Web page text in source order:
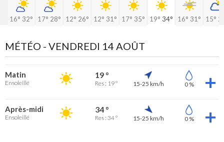
16° 32° 17° 28° 12° 26° 12° 31° 17° 35° 19° 34° 16° 31° 15°
MÉTÉO - VENDREDI 14 AOÛT
Matin
Ensoleillé
19 °
Res : 19 ° 15-25 km/h 0 %
Après-midi
Ensoleillé
34 °
Res : 34 ° 15-25 km/h 0 %